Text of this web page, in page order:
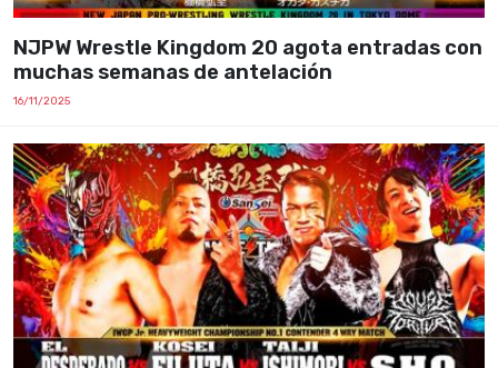
NJPW Wrestle Kingdom 20 agota entradas con
muchas semanas de antelación
16/11/2025